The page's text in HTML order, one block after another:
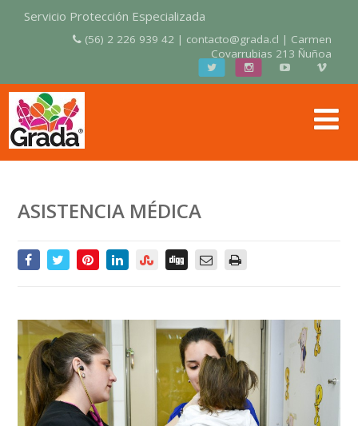
Servicio Protección Especializada
(56) 2 226 939 42 | contacto@grada.cl | Carmen
Covarrubias 213 Ñuñoa
ASISTENCIA MÉDICA